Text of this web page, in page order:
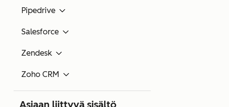
Pipedrive
Salesforce
Zendesk
Zoho CRM
Asiaan liittyvä sisältö